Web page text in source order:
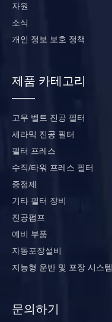
자원
소식
개인 정보 보호 정책
제품 카테고리
고무 벨트 진공 필터
세라믹 진공 필터
필터 프레스
수직/타워 프레스 필터
증점제
기타 필터 장비
진공펌프
예비 부품
자동포장설비
지능형 운반 및 포장 시스템
문의하기